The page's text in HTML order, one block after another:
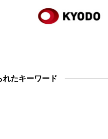
たキーワード